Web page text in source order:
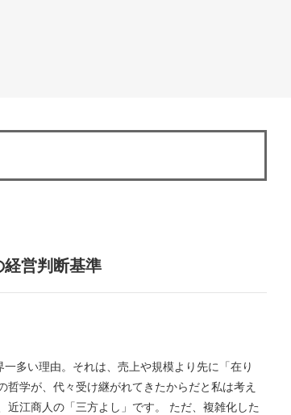
営判断基準
多い理由。それは、売上や規模より先に「在り
哲学が、代々受け継がれてきたからだと私は考え
近江商人の「三方よし」です。 ただ、複雑化した